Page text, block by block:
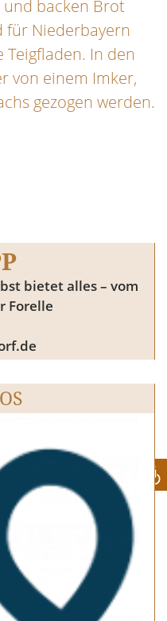
backen Brot
für Niederbayern
In den
von einem Imker,
gezogen werden.
bietet alles – vom
Forelle